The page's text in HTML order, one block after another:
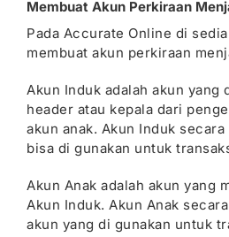
Membuat Akun Perkiraan
Pada Accurate Online di
membuat akun perkiraan
Akun Induk adalah akun yang
header atau kepala dari
akun anak. Akun Induk
bisa di gunakan untuk
Akun Anak adalah akun yang
Akun Induk. Akun Anak
akun yang di gunakan untuk